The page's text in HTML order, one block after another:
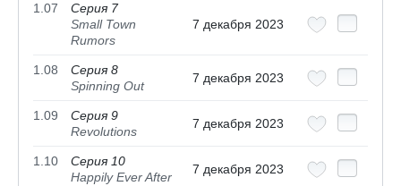
1.07
Серия 7
Small Town
Rumors
7 декабря 2023
1.08
Серия 8
Spinning Out
7 декабря 2023
1.09
Серия 9
Revolutions
7 декабря 2023
1.10
Серия 10
Happily Ever After
7 декабря 2023